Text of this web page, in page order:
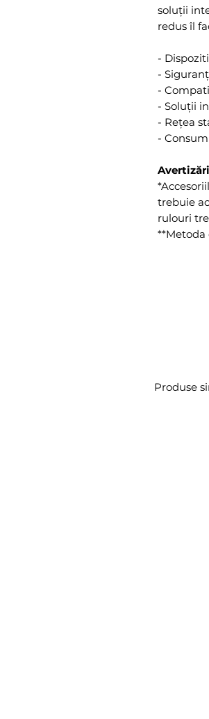
soluții
redus îl
-
-
-
- Soluții
- Rețea
-
trebuie
rulouri
Produse